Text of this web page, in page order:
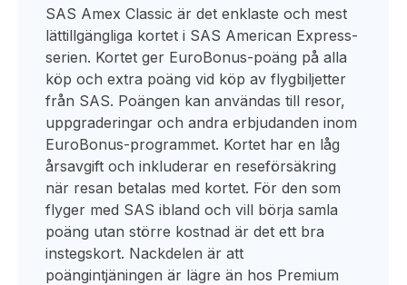
SAS Amex Classic är det enklaste och mest
lättillgängliga kortet i SAS American Express-
serien. Kortet ger EuroBonus-poäng på alla
köp och extra poäng vid köp av flygbiljetter
från SAS. Poängen kan användas till resor,
uppgraderingar och andra erbjudanden inom
EuroBonus-programmet. Kortet har en låg
årsavgift och inkluderar en reseförsäkring
när resan betalas med kortet. För den som
flyger med SAS ibland och vill börja samla
poäng utan större kostnad är det ett bra
instegskort. Nackdelen är att
poängintjäningen är lägre än hos Premium